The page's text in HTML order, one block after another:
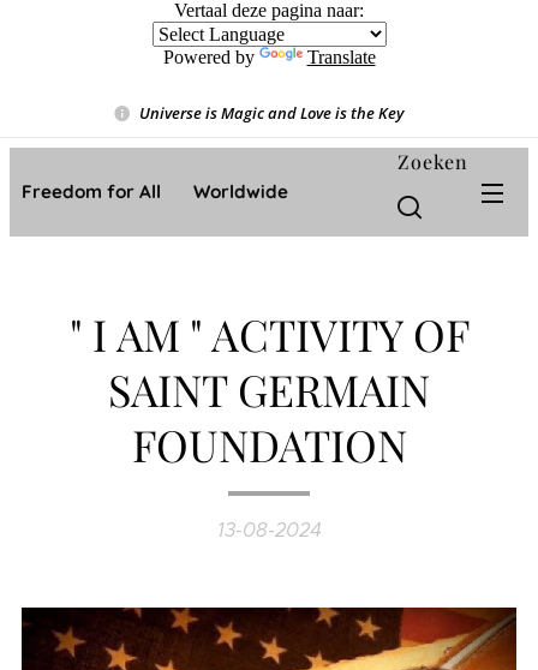
Vertaal deze pagina naar:
Powered by Translate
Universe is Magic and Love is the Key❤️
Freedom for All ❤️ Worldwide
Zoeken
" I AM " ACTIVITY OF
SAINT GERMAIN
FOUNDATION
13-08-2024